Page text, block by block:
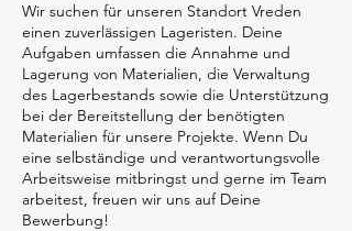
Wir suchen für unseren Standort Vreden
einen zuverlässigen Lageristen. Deine
Aufgaben umfassen die Annahme und
Lagerung von Materialien, die Verwaltung
des Lagerbestands sowie die Unterstützung
bei der Bereitstellung der benötigten
Materialien für unsere Projekte. Wenn Du
eine selbständige und verantwortungsvolle
Arbeitsweise mitbringst und gerne im Team
arbeitest, freuen wir uns auf Deine
Bewerbung!